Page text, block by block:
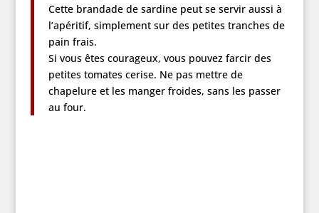
Cette brandade de sardine peut se servir aussi à
l’apéritif, simplement sur des petites tranches de
pain frais.
Si vous êtes courageux, vous pouvez farcir des
petites tomates cerise. Ne pas mettre de
chapelure et les manger froides, sans les passer
au four.